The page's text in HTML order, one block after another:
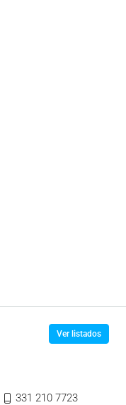
Ver listados
331 210 7723